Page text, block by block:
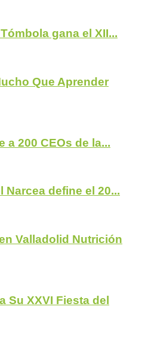
gana el XII...
Que Aprender
a 200 CEOs de la...
Narcea define el 20...
Valladolid Nutrición
Su XXVI Fiesta del